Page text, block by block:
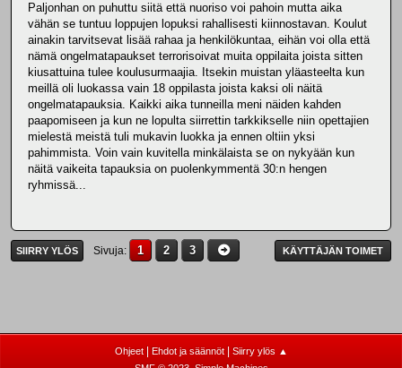
Paljonhan on puhuttu siitä että nuoriso voi pahoin mutta aika
vähän se tuntuu loppujen lopuksi rahallisesti kiinnostavan. Koulut
ainakin tarvitsevat lisää rahaa ja henkilökuntaa, eihän voi olla että
nämä ongelmatapaukset terrorisoivat muita oppilaita joista sitten
kiusattuina tulee koulusurmaajia. Itsekin muistan yläasteelta kun
meillä oli luokassa vain 18 oppilasta joista kaksi oli näitä
ongelmatapauksia. Kaikki aika tunneilla meni näiden kahden
paapomiseen ja kun ne lopulta siirrettin tarkkikselle niin opettajien
mielestä meistä tuli mukavin luokka ja ennen oltiin yksi
pahimmista. Voin vain kuvitella minkälaista se on nykyään kun
näitä vaikeita tapauksia on puolenkymmentä 30:n hengen
ryhmissä...
SIIRRY YLÖS Sivuja 1 2 3 KÄYTTÄJÄN TOIMET
Ohjeet| Ehdot ja säännöt| Siirry ylös ▲